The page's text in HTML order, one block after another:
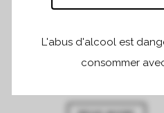
01 JUIN
FONROQUE
L'abus d'alcool est
consommer